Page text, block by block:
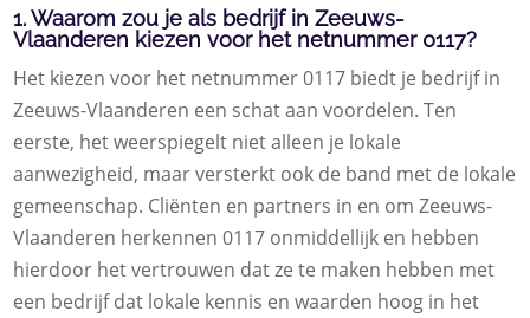
1. Waarom zou je als bedrijf in Zeeuws-
Vlaanderen kiezen voor het netnummer 0117?
Het kiezen voor het netnummer 0117 biedt je bedrijf in
Zeeuws-Vlaanderen een schat aan voordelen. Ten
eerste, het weerspiegelt niet alleen je lokale
aanwezigheid, maar versterkt ook de band met de lokale
gemeenschap. Cliënten en partners in en om Zeeuws-
Vlaanderen herkennen 0117 onmiddellijk en hebben
hierdoor het vertrouwen dat ze te maken hebben met
een bedrijf dat lokale kennis en waarden hoog in het